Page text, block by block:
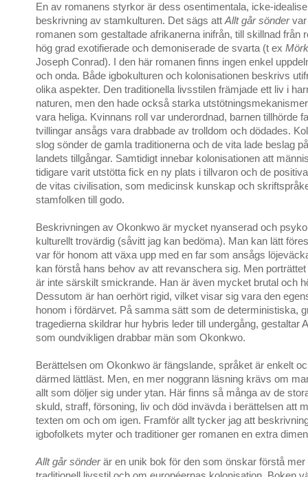
En av romanens styrkor är dess osentimentala, icke-
beskrivning av stamkulturen. Det sägs att Allt går söndervar
romanen som gestaltade afrikanerna inifrån, till skillnad från
hög grad exotifierade och demoniserade de svarta (t ex
Joseph Conrad). I den här romanen finns ingen enkel
och onda. Både igbokulturen och kolonisationen beskrivs
olika aspekter. Den traditionella livsstilen främjade ett liv i
naturen, men den hade också starka
vara heliga. Kvinnans roll var underordnad, barnen tillhörde
tvillingar ansågs vara drabbade av trolldom och dödades.
slog sönder de gamla traditionerna och de vita lade beslag
landets tillgångar. Samtidigt innebar kolonisationen att
tidigare varit utstötta fick en ny plats i tillvaron och de
de vitas civilisation, som medicinsk kunskap och
stamfolken till godo.
Beskrivningen av Okonkwo är mycket nyanserad och
kulturellt trovärdig (såvitt jag kan bedöma). Man kan lätt
var för honom att växa upp med en far som ansågs
kan förstå hans behov av att revanschera sig. Men
är inte särskilt smickrande. Han är även mycket brutal och
Dessutom är han oerhört rigid, vilket visar sig vara den
honom i fördärvet. På samma sätt som de deterministiska,
tragedierna skildrar hur hybris leder till undergång, gestaltar
som oundvikligen drabbar män som Okonkwo.
Berättelsen om Okonkwo är fängslande, språket är enkelt
därmed lättläst. Men, en mer noggrann läsning krävs om
allt som döljer sig under ytan. Här finns så många av de
skuld, straff, försoning, liv och död invävda i berättelsen att
texten om och om igen. Framför allt tycker jag att
igbofolkets myter och traditioner ger romanen en extra
Allt går sönderär en unik bok för den som önskar förstå